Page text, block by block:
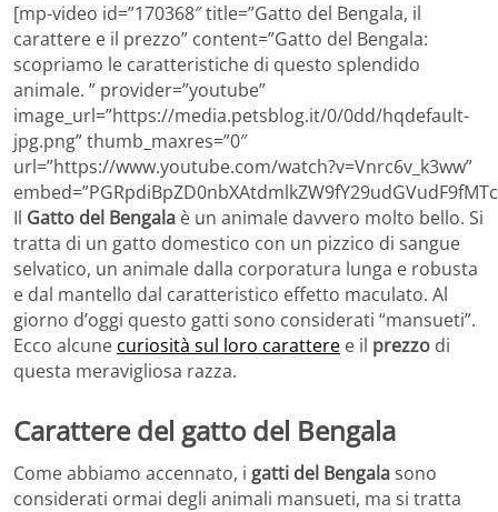
[mp-video id=”170368″ title=”Gatto del Bengala, il
carattere e il prezzo” content=”Gatto del Bengala:
scopriamo le caratteristiche di questo splendido
animale. ” provider=”youtube”
image_url=”https://media.petsblog.it/0/0dd/hqdefault-
jpg.png” thumb_maxres=”0″
url=”https://www.youtube.com/watch?v=Vnrc6v_k3ww”
Il Gatto del Bengala è un animale davvero molto bello. Si
tratta di un gatto domestico con un pizzico di sangue
selvatico, un animale dalla corporatura lunga e robusta
e dal mantello dal caratteristico effetto maculato. Al
giorno d’oggi questo gatti sono considerati “mansueti”.
Ecco alcune curiosità sul loro carattere e il prezzo di
questa meravigliosa razza.
Carattere del gatto del Bengala
Come abbiamo accennato, i gatti del Bengalasono
considerati ormai degli animali mansueti, ma si tratta